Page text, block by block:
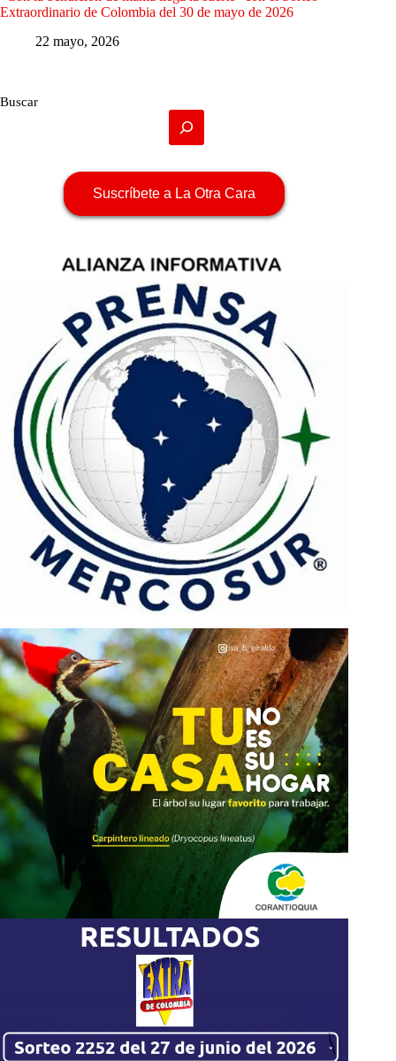
Extraordinario de Colombia del 30 de mayo de 2026
22 mayo, 2026
Buscar
Suscríbete a La Otra Cara